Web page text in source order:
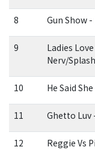
8 Gun Show
9
Ladies
Nerv/
10 He Said
11 Ghetto Luv
12 Reggie Vs